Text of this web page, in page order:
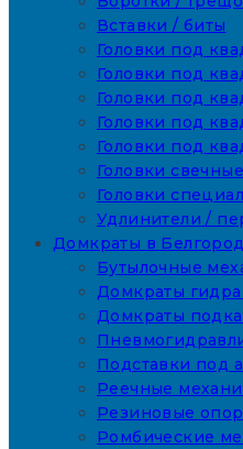
Вставки / биты
Головки под
Головки под
Головки под
Головки под
Головки под
Головки свечные
Головки
Удлинители /
Домкраты в
Бутылочные
Домкраты
Домкраты
Подставки под
Реечные
Резиновые
Ромбические